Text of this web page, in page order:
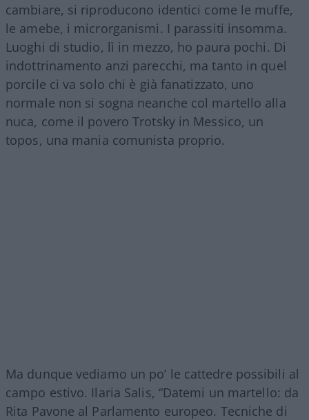
cambiare, si riproducono identici come le muffe,
le amebe, i microrganismi. I parassiti insomma.
Luoghi di studio, lì in mezzo, ho paura pochi. Di
indottrinamento anzi parecchi, ma tanto in quel
porcile ci va solo chi è già fanatizzato, uno
normale non si sogna neanche col martello alla
nuca, come il povero Trotsky in Messico, un
topos, una mania comunista proprio.
Ma dunque vediamo un po’ le cattedre possibili al
campo estivo. Ilaria Salis, “Datemi un martello: da
Rita Pavone al Parlamento europeo. Tecniche di